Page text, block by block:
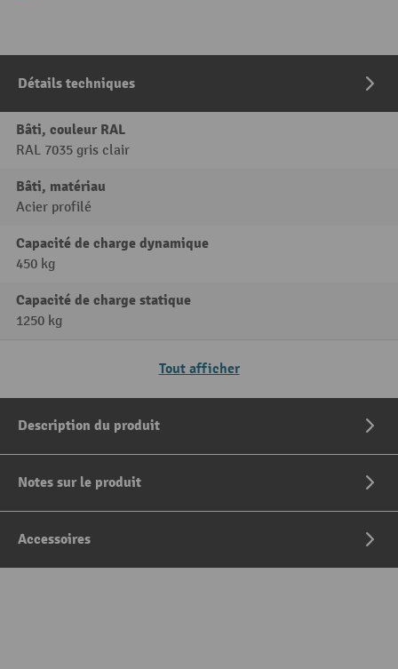
Détails techniques
Bâti, couleur RAL
RAL 7035 gris clair
Bâti, matériau
Acier profilé
Capacité de charge dynamique
450 kg
Capacité de charge statique
1250 kg
Tout afficher
Description du produit
Notes sur le produit
Accessoires